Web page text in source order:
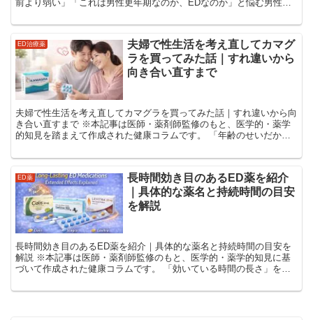
前より弱い」「これは男性更年期なのか、EDなのか」と悩む男性は
ED治療薬
夫婦で性生活を考え直してカマグ
ラを買ってみた話｜すれ違いから
向き合い直すまで
夫婦で性生活を考え直してカマグラを買ってみた話｜すれ違いから向
き合い直すまで ※本記事は医師・薬剤師監修のもと、医学的・薬学
的知見を踏まえて作成された健康コラムです。 「年齢のせいだから
ED薬
長時間効き目のあるED薬を紹介
｜具体的な薬名と持続時間の目安
を解説
長時間効き目のあるED薬を紹介｜具体的な薬名と持続時間の目安を
解説 ※本記事は医師・薬剤師監修のもと、医学的・薬学的知見に基
づいて作成された健康コラムです。 「効いている時間の長さ」を重